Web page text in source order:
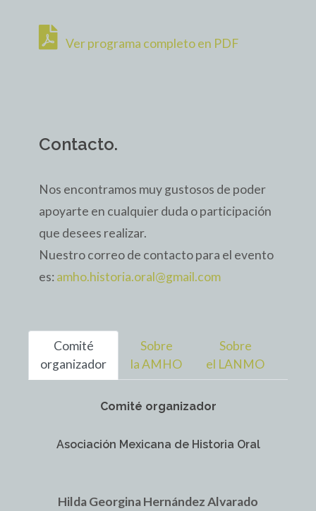
Ver programa completo en PDF
Contacto.
Nos encontramos muy gustosos de poder
apoyarte en cualquier duda o participación
que desees realizar.
Nuestro correo de contacto para el evento
es: amho.historia.oral@gmail.com
Comité
organizador
Sobre
la AMHO
Sobre
el LANMO
Comité organizador
Asociación Mexicana de Historia Oral
Hilda Georgina Hernández Alvarado